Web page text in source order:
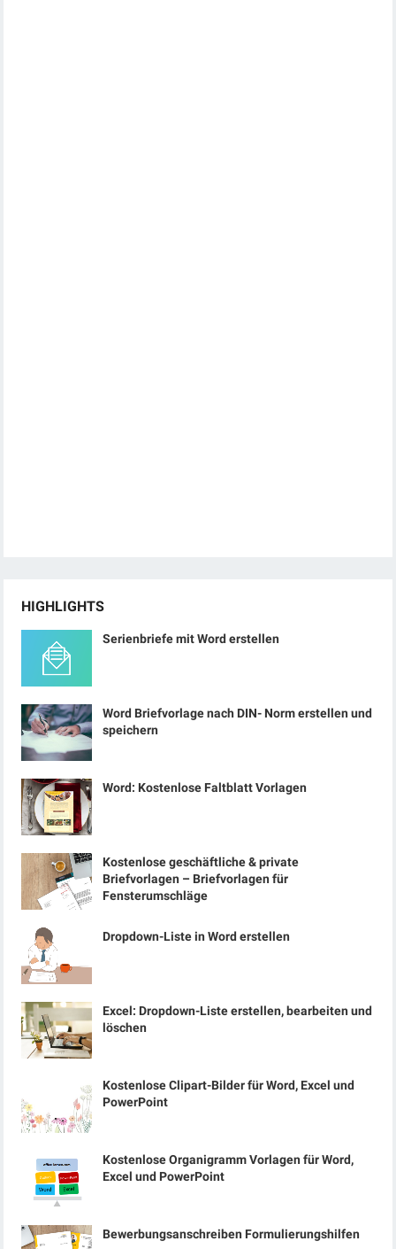
HIGHLIGHTS
Serienbriefe mit Word erstellen
Word Briefvorlage nach DIN- Norm erstellen und
speichern
Word: Kostenlose Faltblatt Vorlagen
Kostenlose geschäftliche & private
Briefvorlagen – Briefvorlagen für
Fensterumschläge
Dropdown-Liste in Word erstellen
Excel: Dropdown-Liste erstellen, bearbeiten und
löschen
Kostenlose Clipart-Bilder für Word, Excel und
PowerPoint
Kostenlose Organigramm Vorlagen für Word,
Excel und PowerPoint
Bewerbungsanschreiben Formulierungshilfen